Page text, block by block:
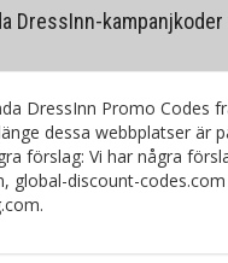
DressInn-
DressInn Promo Codes
dessa webbplatser är
förslag: Vi har några
global-discount-